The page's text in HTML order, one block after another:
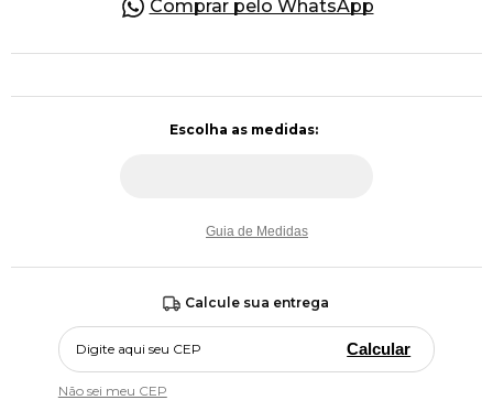
Comprar pelo WhatsApp
Guia de Medidas
Calcule sua entrega
Calcular
Não sei meu CEP